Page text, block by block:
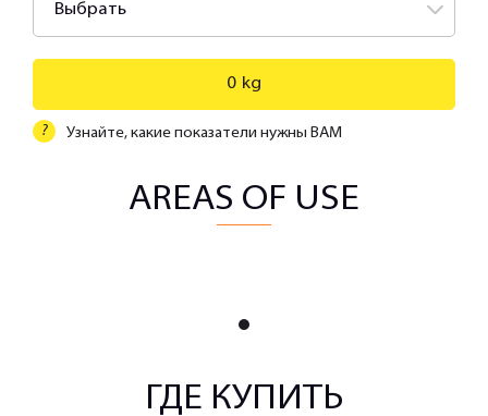
Выбрать
? Узнайте, какие показатели нужны ВАМ
0 kg
AREAS OF USE
1
ГДЕ КУПИТЬ